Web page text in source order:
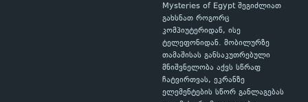
Mysteries of Egypt შეგიძლიათ
გახსნათ როგორც
კომპიუტერიდან, ისე
ტელეფონიდან. მობილურზე
თამაშისას განსაკუთრებული
მნიშვნელობა აქვს სწრაფ
ჩატვირთვას, ეკრანზე
ელემენტების სწორ განლაგებას